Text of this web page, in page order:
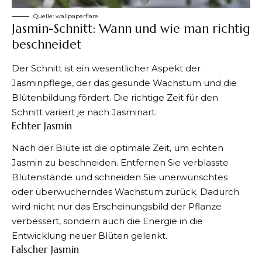
Quelle: wallpaperflare
Jasmin-Schnitt: Wann und wie man richtig
beschneidet
Der Schnitt ist ein wesentlicher Aspekt der
Jasminpflege, der das gesunde Wachstum und die
Blütenbildung fördert. Die richtige Zeit für den
Schnitt variiert je nach Jasminart.
Echter Jasmin
Nach der Blüte ist die optimale Zeit, um echten
Jasmin zu beschneiden. Entfernen Sie verblasste
Blütenstände und schneiden Sie unerwünschtes
oder überwucherndes Wachstum zurück. Dadurch
wird nicht nur das Erscheinungsbild der Pflanze
verbessert, sondern auch die Energie in die
Entwicklung neuer Blüten gelenkt.
Falscher Jasmin